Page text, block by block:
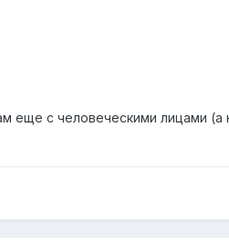
еще с человеческими лицами